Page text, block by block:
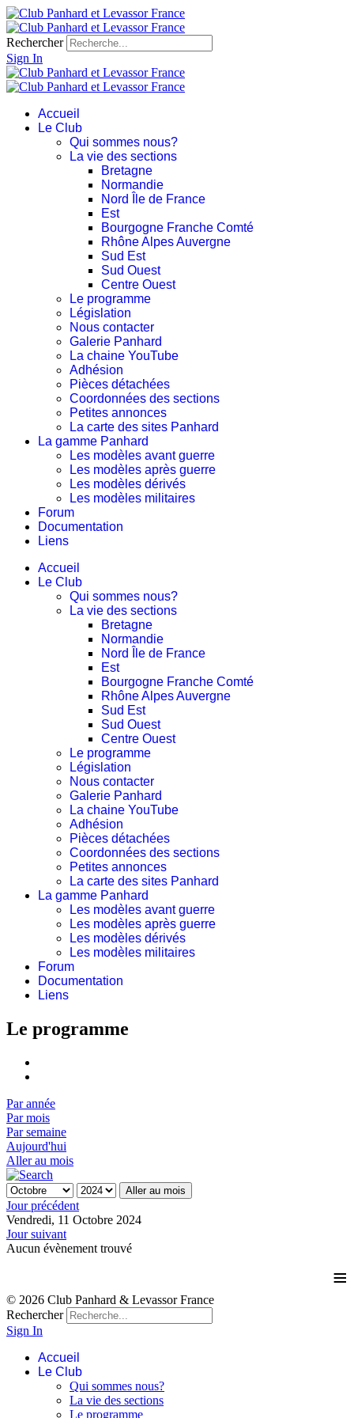
Rechercher
Sign In
Accueil
Le Club
Qui sommes nous?
La vie des sections
Bretagne
Normandie
Nord Île de France
Est
Bourgogne Franche Comté
Rhône Alpes Auvergne
Sud Est
Sud Ouest
Centre Ouest
Le programme
Législation
Nous contacter
Galerie Panhard
La chaine YouTube
Adhésion
Pièces détachées
Coordonnées des sections
Petites annonces
La carte des sites Panhard
La gamme Panhard
Les modèles avant guerre
Les modèles après guerre
Les modèles dérivés
Les modèles militaires
Forum
Documentation
Liens
Accueil
Le Club
Qui sommes nous?
La vie des sections
Bretagne
Normandie
Nord Île de France
Est
Bourgogne Franche Comté
Rhône Alpes Auvergne
Sud Est
Sud Ouest
Centre Ouest
Le programme
Législation
Nous contacter
Galerie Panhard
La chaine YouTube
Adhésion
Pièces détachées
Coordonnées des sections
Petites annonces
La carte des sites Panhard
La gamme Panhard
Les modèles avant guerre
Les modèles après guerre
Les modèles dérivés
Les modèles militaires
Forum
Documentation
Liens
Le programme
Par année
Par mois
Par semaine
Aujourd'hui
Aller au mois
Aller au mois
Jour précédent
Vendredi, 11 Octobre 2024
Jour suivant
Aucun évènement trouvé
≡
© 2026 Club Panhard & Levassor France
Rechercher
Sign In
Accueil
Le Club
Qui sommes nous?
La vie des sections
Le programme